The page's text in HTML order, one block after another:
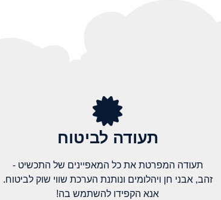
תעודה לביטוח
תעודה המפרטת את כל המאפיינים של התכשיט -
זהב, אבני חן ויהלומים ונותנת הערכת שווי שוק לביטוח.
אנא הקפידו להשתמש בה!